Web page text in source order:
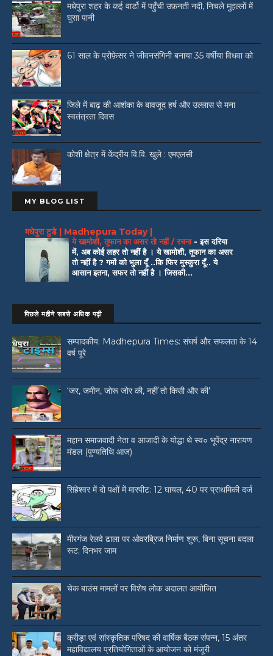
मधेपुरा शहर के कई वार्डो में पहुँची उफ़नती नदी, निचले मुहल्लों में
घुसा पानी
61 साल के प्रोफ़ेसर ने जीवनसंगिनी बनाया 35 वर्षीया विधवा को
जिले में बाढ़ की आशंका के बावजूद हर्ष और उल्लास से मना
स्वतंत्रता दिवस
कोशी क्षेत्र में केंद्रीय वि.वि. खुले : एमएलसी
MY BLOG LIST
मधेपुरा टुडे | Madhepura Today |
ये खामोशी, तूफान का असर तो नहीं / रचना -इस दरिया
में, अब कोई लहर तो नहीं है । ये खामोशी, तूफान का असर
तो नहीं है ? गमों को भुला दूँ ..कि फिर मुस्कुरा दूँ.. ये
आसान इतना, सफर तो नहीं है । जिसकी...
पिछले महीने सबसे अधिक पढ़ी
सम्पादकीय: Madhepura Times: संघर्ष और सफलता के 14
वर्ष पूरे
‘जर, जमीन, जोरू जोर की, नहीं तो किसी और की’
महान समाजवादी नेता व आजादी के योद्धा थे स्व० भूपेंद्र नारायण
मंडल (पुण्यतिथि आज)
सिंहेश्वर में दो पक्षों में मारपीट: 12 घायल, 40 पर प्राथमिकी दर्ज
मीरगंज रेलवे ढाला पर ओवरब्रिज निर्माण शुरू, बिना सूचना बदला
रूट; दिनभर जाम
चेक बाउंस मामलों पर विशेष लोक अदालत आयोजित
क्रीड़ा एवं सांस्कृतिक परिषद की वार्षिक बैठक संपन्न, 15 अंतर
महाविद्यालय प्रतियोगिताओं के आयोजन को मंजूरी